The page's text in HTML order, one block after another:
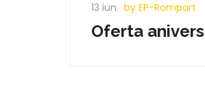
13 iun. by EP-Rompart
Oferta